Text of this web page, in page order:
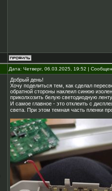
Дата: Четверг, 06.03.2025, 19:52 |
Добрый день!
Хочу поделиться тем, как сделал
обратной стороны наклеил синюю
приколхозить белую светодиодную
И самое главное - это отклеить с
света. При этом темная часть пленки